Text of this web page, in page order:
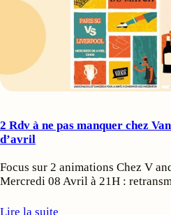
2 Rdv à ne pas manquer chez
d’avril
Focus sur 2 animations Chez V
Mercredi 08 Avril à 21H :
Lire la suite